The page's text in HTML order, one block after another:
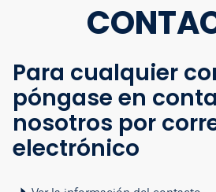
Para cualquier
póngase en
nosotros por
electrónico